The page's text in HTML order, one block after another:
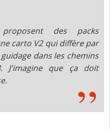
des packs
carto V2 qui diffère par
dans les chemins
J'imagine que ça doit